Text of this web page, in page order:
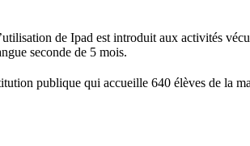
de Ipad est introduit aux activités
seconde de 5 mois.
publique qui accueille 640 élèves de la